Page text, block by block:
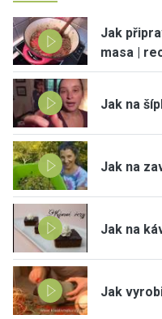
Jak
masa |
Jak na
Jak na
Jak na
Jak